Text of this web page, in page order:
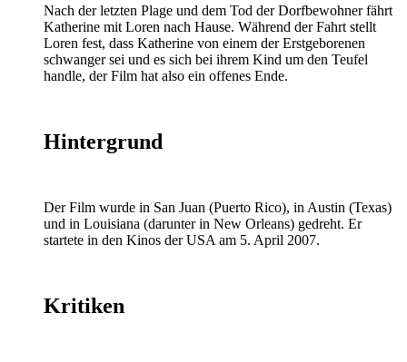
Nach der letzten Plage und dem Tod der Dorfbewohner fährt
Katherine mit Loren nach Hause. Während der Fahrt stellt
Loren fest, dass Katherine von einem der Erstgeborenen
schwanger sei und es sich bei ihrem Kind um den Teufel
handle, der Film hat also ein offenes Ende.
Hintergrund
Der Film wurde in San Juan (Puerto Rico), in Austin (Texas)
und in Louisiana (darunter in New Orleans) gedreht. Er
startete in den Kinos der USA am 5. April 2007.
Kritiken